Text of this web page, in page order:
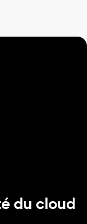
du cloud